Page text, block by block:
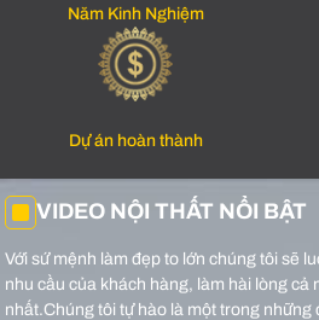
Năm Kinh Nghiệm
Dự án hoàn thành
VIDEO NỘI THẤT NỔI BẬT
Với sứ mệnh làm đẹp to lớn chúng tôi sẽ
nhu cầu của khách hàng, làm hài lòng cả
nhất.Chúng tôi tự hào là một trong những